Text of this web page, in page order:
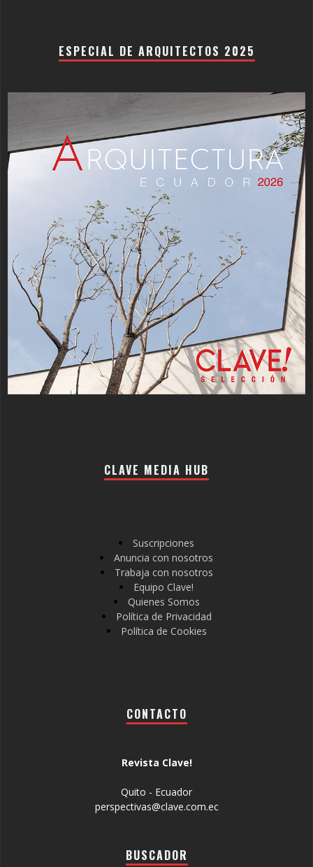
ESPECIAL DE ARQUITECTOS 2025
CLAVE MEDIA HUB
Suscripciones
Anuncia con nosotros
Trabaja con nosotros
Equipo Clave!
Quienes Somos
Política de Privacidad
Política de Cookies
CONTACTO
Revista Clave!
Quito - Ecuador
perspectivas@clave.com.ec
BUSCADOR